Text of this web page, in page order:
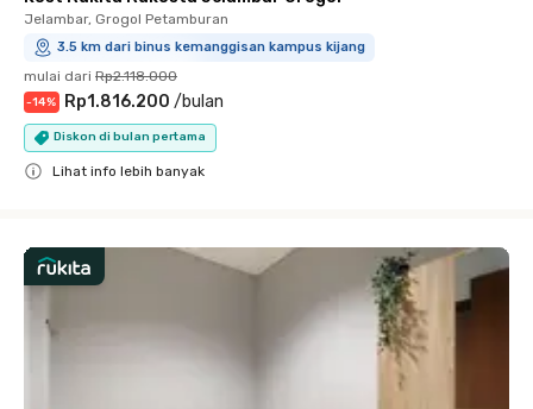
Jelambar, Grogol Petamburan
3.5 km dari binus kemanggisan kampus kijang
mulai dari Rp2.118.000
-14% Rp1.816.200 /bulan
Diskon di bulan pertama
Lihat info lebih banyak